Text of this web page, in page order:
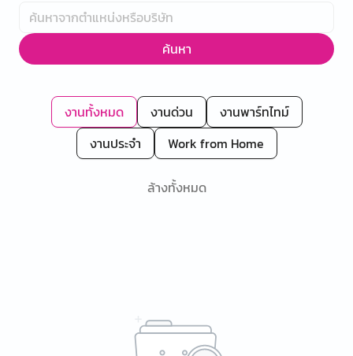
ค้นหา
งานทั้งหมด งานด่วน
งานพาร์ทไทม์
งานประจำ
Work from Home
ล้างทั้งหมด